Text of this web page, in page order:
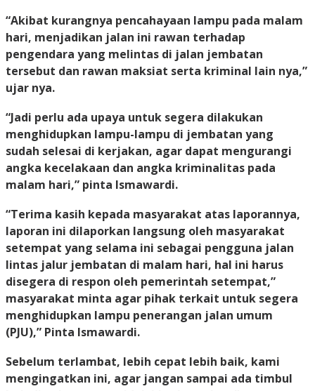
“Akibat kurangnya pencahayaan lampu pada malam
hari, menjadikan jalan ini rawan terhadap
pengendara yang melintas di jalan jembatan
tersebut dan rawan maksiat serta kriminal lain nya,”
ujar nya.
“Jadi perlu ada upaya untuk segera dilakukan
menghidupkan lampu-lampu di jembatan yang
sudah selesai di kerjakan, agar dapat mengurangi
angka kecelakaan dan angka kriminalitas pada
malam hari,” pinta Ismawardi.
“Terima kasih kepada masyarakat atas laporannya,
laporan ini dilaporkan langsung oleh masyarakat
setempat yang selama ini sebagai pengguna jalan
lintas jalur jembatan di malam hari, hal ini harus
disegera di respon oleh pemerintah setempat,”
masyarakat minta agar pihak terkait untuk segera
menghidupkan lampu penerangan jalan umum
(PJU),” Pinta Ismawardi.
Sebelum terlambat, lebih cepat lebih baik, kami
mengingatkan ini, agar jangan sampai ada timbul